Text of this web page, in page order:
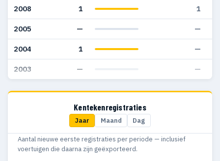
2008 1 1
2005 — —
2004 1 —
2003 — —
Kentekenregistraties
Jaar Maand Dag
Aantal nieuwe eerste registraties per periode — inclusief
voertuigen die daarna zijn geëxporteerd.